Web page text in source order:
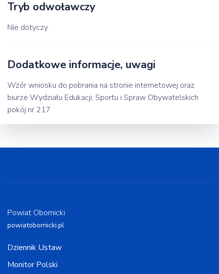
Tryb odwoławczy
Nie dotyczy.
Dodatkowe informacje, uwagi
Wzór wniosku do pobrania na stronie internetowej oraz
biurze Wydziału Edukacji, Sportu i Spraw Obywatelskich
pokój nr 217
Powiat Obornicki
powiatobornicki.pl
Dziennik Ustaw
Monitor Polski